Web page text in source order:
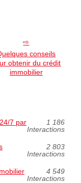
conseils
obtenir du crédit
immobilier
7 par
1 186
Interactions
2 803
Interactions
4 549
Interactions